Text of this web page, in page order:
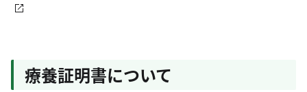
療養証明書について